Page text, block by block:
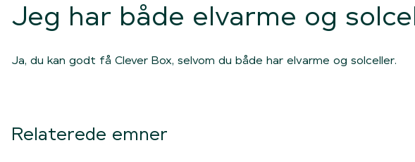
Jeg har både elvarme og
Ja, du kan godt få Clever Box, selvom du både har elvarme og solceller.
Relaterede emner